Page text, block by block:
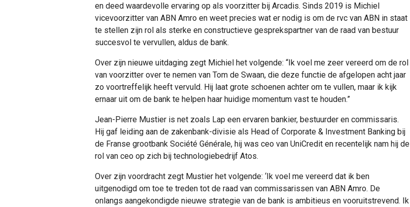
en deed waardevolle ervaring op als voorzitter bij Arcadis. Sinds 2019 is Michiel
vicevoorzitter van ABN Amro en weet precies wat er nodig is om de rvc van ABN in staat
te stellen zijn rol als sterke en constructieve gesprekspartner van de raad van bestuur
succesvol te vervullen, aldus de bank.
Over zijn nieuwe uitdaging zegt Michiel het volgende: “Ik voel me zeer vereerd om de rol
van voorzitter over te nemen van Tom de Swaan, die deze functie de afgelopen acht jaar
zo voortreffelijk heeft vervuld. Hij laat grote schoenen achter om te vullen, maar ik kijk
ernaar uit om de bank te helpen haar huidige momentum vast te houden.”
Jean-Pierre Mustier is net zoals Lap een ervaren bankier, bestuurder en commissaris.
Hij gaf leiding aan de zakenbank-divisie als Head of Corporate & Investment Banking bij
de Franse grootbank Société Générale, hij was ceo van UniCredit en recentelijk nam hij de
rol van ceo op zich bij technologiebedrijf Atos.
Over zijn voordracht zegt Mustier het volgende: ‘Ik voel me vereerd dat ik ben
uitgenodigd om toe te treden tot de raad van commissarissen van ABN Amro. De
onlangs aangekondigde nieuwe strategie van de bank is ambitieus en vooruitstrevend. Ik